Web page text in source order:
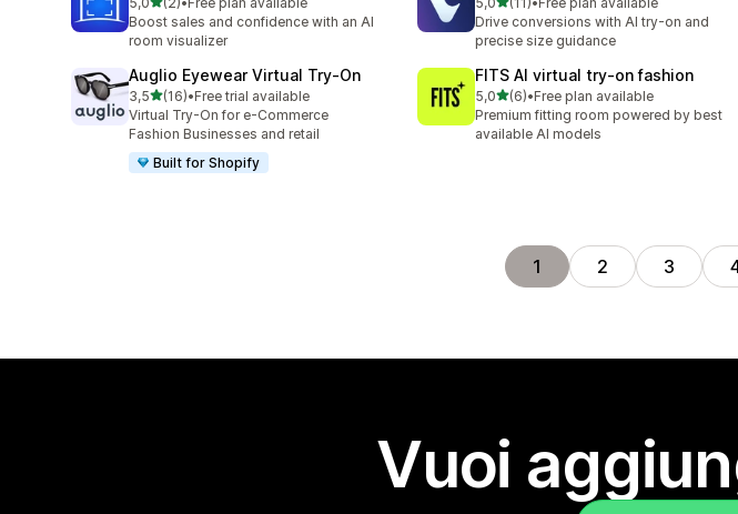
2 recensioni totali
Boost sales and confidence with an AI
room visualizer
11 recensioni totali
Drive conversions with AI try-on and
precise size guidance
Auglio Eyewear Virtual Try‑On
3,5stelle su 5
(16)
16 recensioni totali
•Free trial available
Virtual Try-On for e-Commerce
Fashion Businesses and retail
Built for Shopify
FITS AI virtual try‑on fashion
5,0stelle su 5
(6)
6 recensioni totali
•Free plan available
Premium fitting room powered by best
available AI models
1 2 3
Vuoi